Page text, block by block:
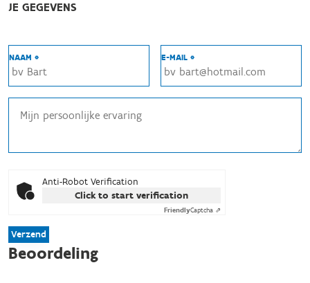
JE GEGEVENS
NAAM * E-MAIL *
Anti-Robot Verification
Click to start verification
FriendlyCaptcha ⇗
Verzend
Beoordeling